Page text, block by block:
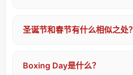
圣诞节和春节有什么相似之处？
Boxing Day是什么？